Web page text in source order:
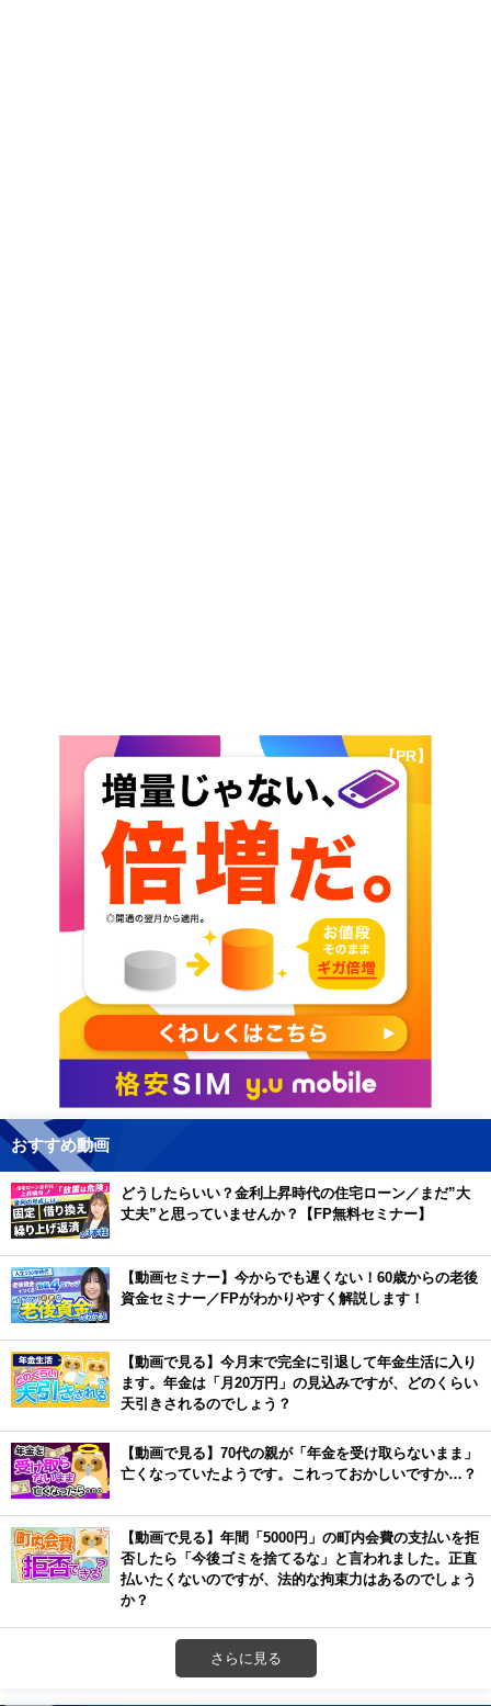
【PR】
おすすめ動画
どうしたらいい？金利上昇時代の住宅ローン／まだ”大
丈夫”と思っていませんか？【FP無料セミナー】
【動画セミナー】今からでも遅くない！60歳からの老後
資金セミナー／FPがわかりやすく解説します！
【動画で見る】今月末で完全に引退して年金生活に入り
ます。年金は「月20万円」の見込みですが、どのくらい
天引きされるのでしょう？
【動画で見る】70代の親が「年金を受け取らないまま」
亡くなっていたようです。これっておかしいですか…？
【動画で見る】年間「5000円」の町内会費の支払いを拒
否したら「今後ゴミを捨てるな」と言われました。正直
払いたくないのですが、法的な拘束力はあるのでしょう
か？
さらに見る